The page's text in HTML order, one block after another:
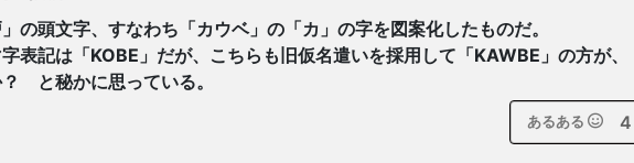
の頭文字、すなわち「カウベ」の「カ」の字を図案化したものだ。
表記は「KOBE」だが、こちらも旧仮名遣いを採用して「KAWBE」の方が、
と秘かに思っている。
あるある 4